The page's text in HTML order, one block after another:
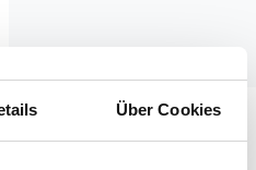
Über Cookies